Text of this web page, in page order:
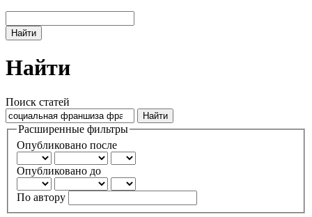
Найти
Найти
Поиск статей
Расширенные фильтры
Опубликовано после
Опубликовано до
По автору